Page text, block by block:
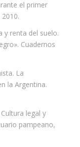
el primer
y renta del suelo.
Cuadernos
La
la Argentina.
legal y
pampeano,